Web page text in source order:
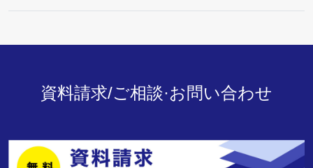
資料請求/ご相談·お問い合わせ